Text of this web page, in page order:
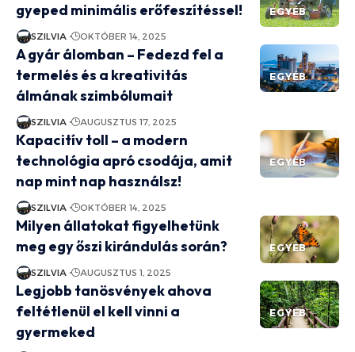
EGYÉB
gyeped minimális erőfeszítéssel!
SZILVIA OKTÓBER 14, 2025
EGYÉB
A gyár álomban – Fedezd fel a
termelés és a kreativitás
álmának szimbólumait
SZILVIA AUGUSZTUS 17, 2025
EGYÉB
Kapacitív toll – a modern
technológia apró csodája, amit
nap mint nap használsz!
SZILVIA OKTÓBER 14, 2025
EGYÉB
Milyen állatokat figyelhetünk
meg egy őszi kirándulás során?
SZILVIA AUGUSZTUS 1, 2025
EGYÉB
Legjobb tanösvények ahova
feltétlenül el kell vinni a
gyermeked